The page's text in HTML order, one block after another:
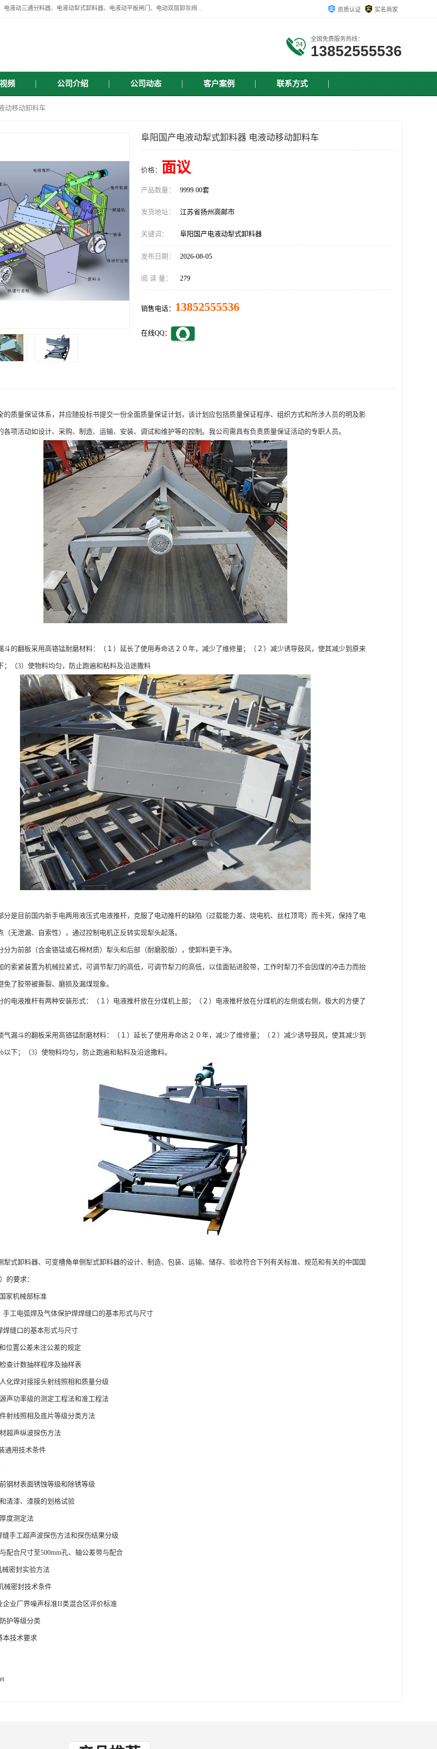
扬州中悦机械有限公司目前主要产品有：全自动液压纠偏器、液压拉紧、电液动三通分料器、电液动犁式卸料器、电液动平板闸门、电动双层卸灰阀、标准件、紧固件、液压泵站、新型电液推杆、皮带全自动液压调正器等，以及除尘通风类百余种产品系列。产品广泛适用于矿山、电力、煤矿、冶金、交通、化工、水利等行业。 资质认证 实名商家
全国免费服务热线：
13852555536
频 公司介绍 公司动态 客户案例 联系方式
动移动卸料车
阜阳国产电液动犁式卸料器 电液动移动卸料车
价格： 面议
产品数量： 9999.00套
发货地址： 江苏省扬州高邮市
关键词： 阜阳国产电液动犁式卸料器
发布日期： 2026-08-05
阅 读 量： 279
销售电话： 13852555536
在线QQ：
的质量保证体系，并应随投标书提交一份全面质量保证计划，该计划应包括质量保证程序、组织方式和所涉人员的明及影
各项活动如设计、采购、制造、运输、安装、调试和维护等的控制。我公司需具有负责质量保证活动的专职人员。
斗的翻板采用高铬锰耐磨材料：（１）延长了使用寿命达２０年，减少了维修量；（２）减少诱导鼓风，使其减少到原来
；（3）使物料均匀，防止跑遍和粘料及沿途撒料
分是目前国内新手电两用液压式电液推杆，克服了电动推杆的缺陷（过载能力差、烧电机、丝杠顶弯）而卡死，保持了电
（无泄漏、自索性），通过控制电机正反转实现犁头起落。
分为前部（合金铬锰或石棉材质）犁头和后部（耐磨胶版），使卸料更干净。
的索紧装置为机械拉紧式，可调节犁刀的高低，可调节犁刀的高低，以佳面贴进胶带，工作时犁刀不会因煤的冲击力而抬
免了胶带被撕裂、磨损及漏煤现象。
的电液推杆有两种安装形式：（１）电液推杆放在分煤机上部；（２）电液推杆放在分煤机的左侧或右侧，极大的方便了
气漏斗的翻板采用高铬锰耐磨材料：（１）延长了使用寿命达２０年，减少了维修量；（２）减少诱导鼓风，使其减少到
以下；（3）使物料均匀，防止跑遍和粘料及沿途撒料。
犁式卸料器、可变槽角单侧犁式卸料器的设计、制造、包装、运输、储存、验收符合下列有关标准、规范和有关的中国国
的要求：
家机械部标准
手工电弧焊及气体保护焊焊缝口的基本形式与尺寸
焊缝口的基本形式与尺寸
位置公差未注公差的规定
查计数抽样程序及抽样表
化焊对接接头射线照相和质量分级
声功率级的测定工程法和准工程法
射线照相及底片等级分类方法
超声纵波探伤方法
通用技术条件
钢材表面锈蚀等级和除锈等级
清漆、漆膜的划格试验
度测定法
缝手工超声波探伤方法和探伤结果分级
配合尺寸至500mm孔、轴公差带与配合
械密封实验方法
械密封技术条件
企业厂界噪声标准II类混合区评价标准
护等级分类
本技术要求